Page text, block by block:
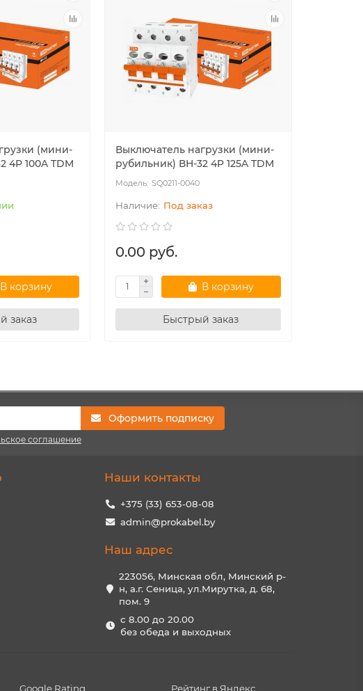
(мини-
4P 100A TDM
В корзину
заказ
Выключатель нагрузки (мини-
рубильник) ВН-32 4P 125A TDM
SQ0211-0040
Под заказ
0.00 руб.
В корзину
Быстрый заказ
Оформить подписку
соглашение
Наши контакты
+375 (33) 653-08-08
admin@prokabel.by
Наш адрес
223056, Минская обл, Минский р-
н, а.г. Сеница, ул.Мирутка, д. 68,
пом. 9
с 8.00 до 20.00
без обеда и выходных
Google Rating Рейтинг в Яндекс